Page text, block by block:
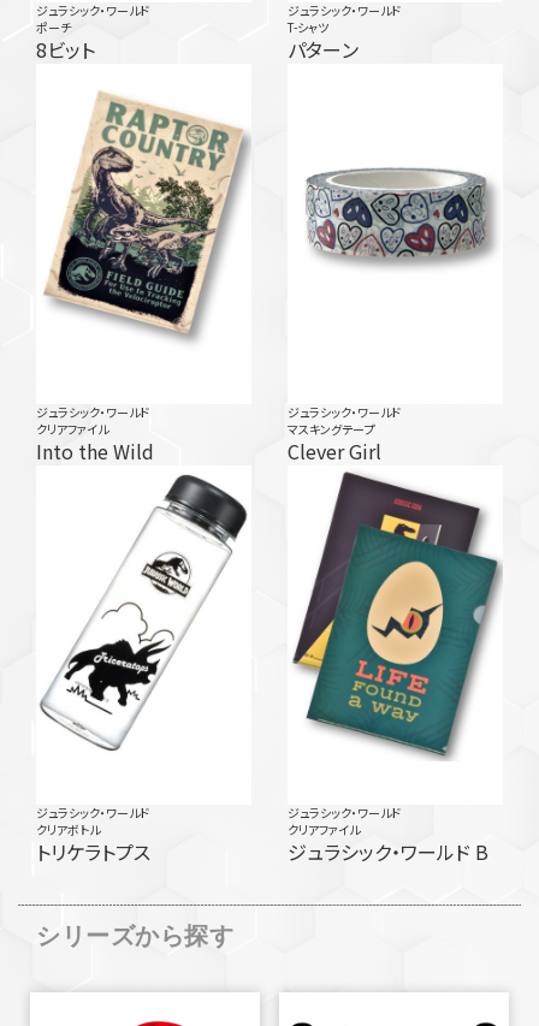
ジュラシック・ワールド
ポーチ
8ビット
ジュラシック・ワールド
T-シャツ
パターン
ジュラシック・ワールド
クリアファイル
Into the Wild
ジュラシック・ワールド
マスキングテープ
Clever Girl
ジュラシック・ワールド
クリアボトル
トリケラトプス
ジュラシック・ワールド
クリアファイル
ジュラシック・ワールド B
シリーズから探す